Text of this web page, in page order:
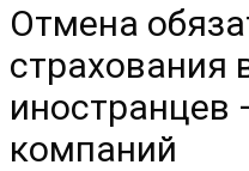
Отмена
страхования
иностранцев
компаний